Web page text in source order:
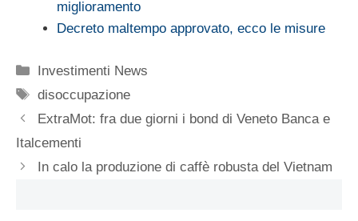
miglioramento
Decreto maltempo approvato, ecco le misure
Categorie
Investimenti News
Tag
disoccupazione
ExtraMot: fra due giorni i bond di Veneto Banca e
Italcementi
In calo la produzione di caffè robusta del Vietnam